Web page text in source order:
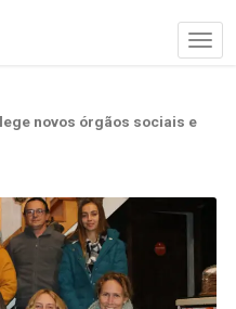
novos órgãos sociais e